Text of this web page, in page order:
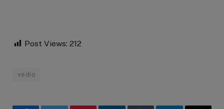
Post Views: 212
vedio